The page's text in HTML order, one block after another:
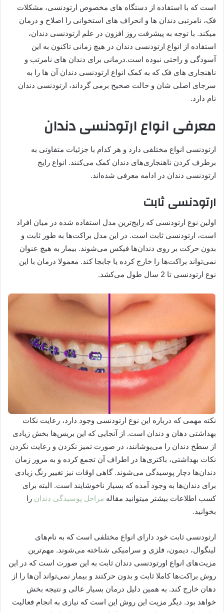
است که با استفاده از دستگاه های مخصوص ارتودنسی، مشکلات
فک، نامرتبی دندان ها و انحراف های استخوانی را اصلاح و درمان
میکند. با توجه به پیشرفت‌ روز افزون در علم ارتودنسی دندان،
استفاده از انواع ارتودنسی دندان در هیچ زمانی تاکنون به این
آسودگی و راحتی نبوده است.درمانی برای دندان های نامرتب و
ناهنجاری های فک که به کمک انواع ارتودنسی دندان آن ها را به
سرجای اصلی شان و حالت صحیح برمی گرداند، ارتودنسی دندان
نام دارد.
معرفی انواع ارتودنسی دندان
ارتودنسی انواع مختلفی دارد و هر کدام با جزئیات متفاوتی به
برطرف کردن ناهنجاری‌های دندان کمک می‌کنند. انواع رایج
ارتودنسی دندان در ادامه معرفی شده‌اند.
ارتودنسی ثابت
اولین نوع ارتودنسی که رایج‌ترین مدل استفاده شده در میان افراد
است، ارتودنسی ثابت است. در این مدل براکت‌ها به طور ثابت و
بدون حرکت بر روی دندان‌ها فیکس می‌شوند. بیمار به هیچ عنوان
نمی‌تواند براکت‌ها را خارج کرده یا جابجا کند. معمولا درمان با این
نوع ارتودنسی تا 2 سال طول می‌کشد.
نکته مهمی که درباره این نوع ارتودنسی وجود دارد، رعایت نکات
بهداشتی دهان و دندان است. از آنجایی که این بریس‌ها بخش زیادی
از سطح دندان را می‌پوشانند، در صورت تمیز نکردن و رعایت نکردن
نکات بهداشتی، باکتری‌ها در اطراف آن تجمع کرده و به مرور زمان
دندان‌ها دچار پوسیدگی می‌شوند. گاهی اوقات نیز تغییر رنگ زیادی
برای دندان‌ها به وجود آمده که بسیار ناخوشایند است. البته برای
کسب اطلاعات بیشتر میتوانید مقاله مراحل پوسیدگی دندان را
بخوانید.
ارتودنسی ثابت خود دارای انواع مختلفی است که به نام‌های
لینگوال، دیمون، فلزی و سرامیکی شناخته می‌شوند. مهم‌ترین
مزیت‌های انواع اورتودنسی دندان ثابت به این صورت است که در این
روش براکت‌ها کاملا ثابت و بدون حرکتند و بیمار نمی‌تواند آن‌ها را از
دهان خارج کند. به همین دلیل درمان بسیار عالی و نتیجه بخش
خواهد بود. دیگر مزیت این روش این است که نیازی به انجام فعالیت